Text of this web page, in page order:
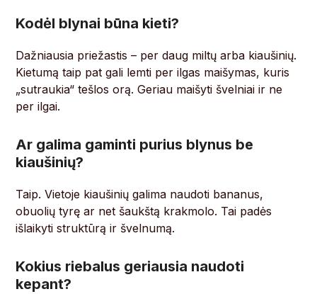
Kodėl blynai būna kieti?
Dažniausia priežastis – per daug miltų arba kiaušinių.
Kietumą taip pat gali lemti per ilgas maišymas, kuris
„sutraukia“ tešlos orą. Geriau maišyti švelniai ir ne
per ilgai.
Ar galima gaminti purius blynus be
kiaušinių?
Taip. Vietoje kiaušinių galima naudoti bananus,
obuolių tyrę ar net šaukštą krakmolo. Tai padės
išlaikyti struktūrą ir švelnumą.
Kokius riebalus geriausia naudoti
kepant?